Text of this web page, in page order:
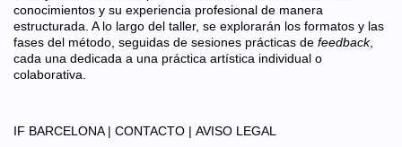
conocimientos y su experiencia profesional de manera
estructurada. A lo largo del taller, se explorarán los formatos y las
fases del método, seguidas de sesiones prácticas de feedback,
cada una dedicada a una práctica artística individual o
colaborativa.
IF BARCELONA | CONTACTO | AVISO LEGAL